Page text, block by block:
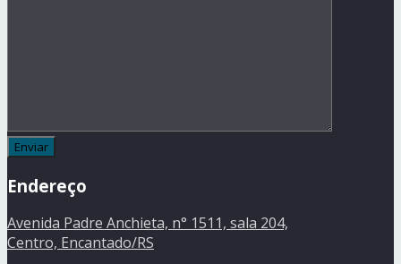
Endereço
Avenida Padre Anchieta, n° 1511, sala 204,
Centro, Encantado/RS